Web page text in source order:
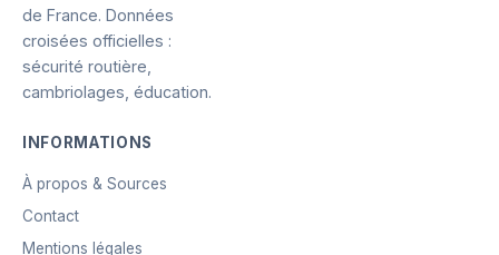
de France. Données
croisées officielles :
sécurité routière,
cambriolages, éducation.
INFORMATIONS
À propos & Sources
Contact
Mentions légales